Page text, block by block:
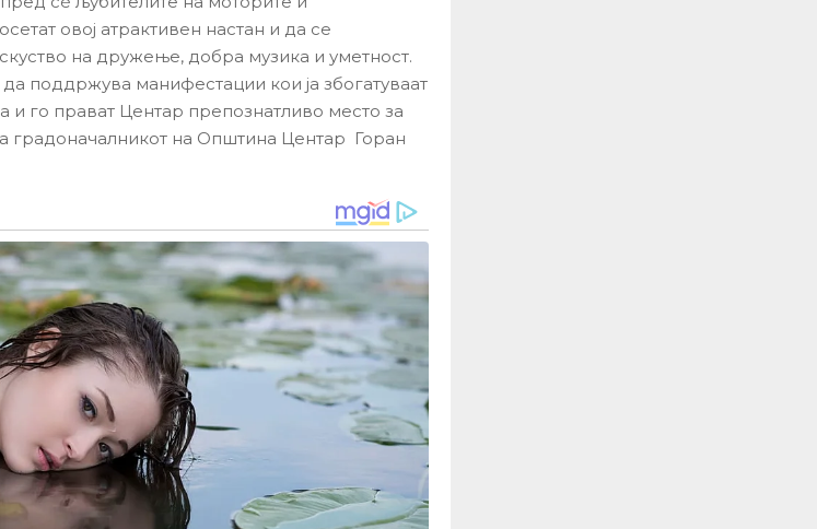
овој атрактивен настан и да се
на дружење, добра музика и уметност.
поддржува манифестации кои ја збогатуваат
и го прават Центар препознатливо место за
градоначалникот на Општина Центар Горан